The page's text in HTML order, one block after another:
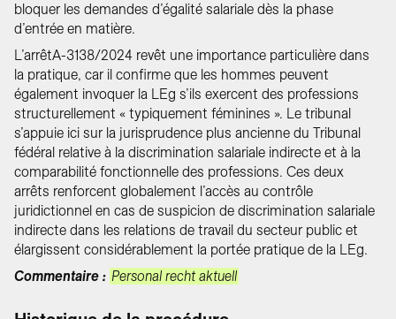
bloquer les demandes d’égalité salariale dès la phase
d’entrée en matière.
L’arrêtA-3138/2024 revêt une importance particulière dans
la pratique, car il confirme que les hommes peuvent
également invoquer la LEg s’ils exercent des professions
structurellement « typiquement féminines ». Le tribunal
s’appuie ici sur la jurisprudence plus ancienne du Tribunal
fédéral relative à la discrimination salariale indirecte et à la
comparabilité fonctionnelle des professions. Ces deux
arrêts renforcent globalement l’accès au contrôle
juridictionnel en cas de suspicion de discrimination salariale
indirecte dans les relations de travail du secteur public et
élargissent considérablement la portée pratique de la LEg.
Commentaire : Personal recht aktuell